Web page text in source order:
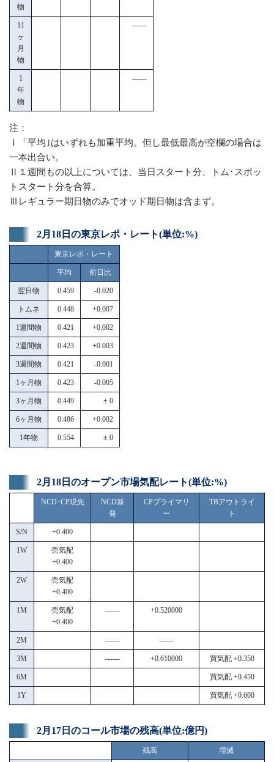
物
11
ヶ
月
物
------
1
年
物
------
注：
Ⅰ「平均｣はいずれも加重平均。但し最低最高が空欄の場合は
一本出合い。
Ⅱ１週間もの以上については、当日スタート分、トム･スポッ
トスタート分を合算。
Ⅲレギュラー期日物のみでオッド期日物は含まず。
2月18日の東京レポ・レート(単位:%)
東京レポ・レート
平均 前日比
翌日物 0.459 -0.020
トムネ 0.448 +0.007
1週間物 0.421 +0.002
2週間物 0.423 +0.003
3週間物 0.421 -0.001
1ヶ月物 0.423 -0.005
3ヶ月物 0.449 ± 0
6ヶ月物 0.486 +0.002
1年物 0.554 ± 0
2月18日のオープン市場気配レート(単位:%)
NCD･CP現先
NCD新
発
CPプライマリ
ー
TBアウトライ
ト
S/N +0.400
1W
売気配
+0.400
2W
売気配
+0.400
1M
売気配
+0.400
------ +0.520000
2M ------ ------
3M ------ +0.610000 買気配 +0.350
6M 買気配 +0.450
1Y 買気配 +0.600
2月17日のコール市場の残高(単位:億円)
残高 増減